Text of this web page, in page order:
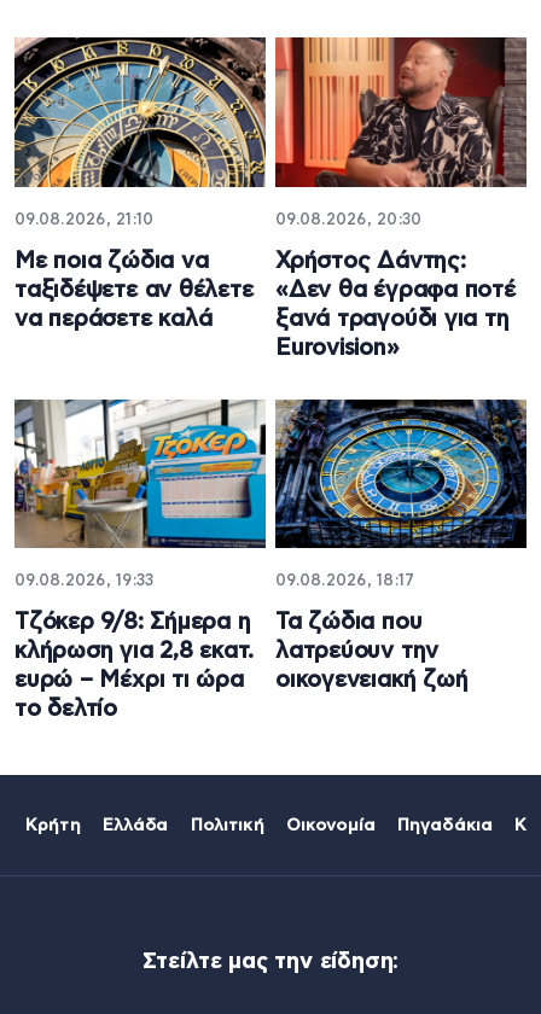
09.08.2026, 21:10
Με ποια ζώδια να
ταξιδέψετε αν θέλετε
να περάσετε καλά
09.08.2026, 20:30
Χρήστος Δάντης:
«Δεν θα έγραφα ποτέ
ξανά τραγούδι για τη
Eurovision»
09.08.2026, 19:33
Τζόκερ 9/8: Σήμερα η
κλήρωση για 2,8 εκατ.
ευρώ – Μέχρι τι ώρα
το δελτίο
09.08.2026, 18:17
Τα ζώδια που
λατρεύουν την
οικογενειακή ζωή
Κρήτη Ελλάδα Πολιτική Οικονομία Πηγαδάκια
Στείλτε μας την είδηση: